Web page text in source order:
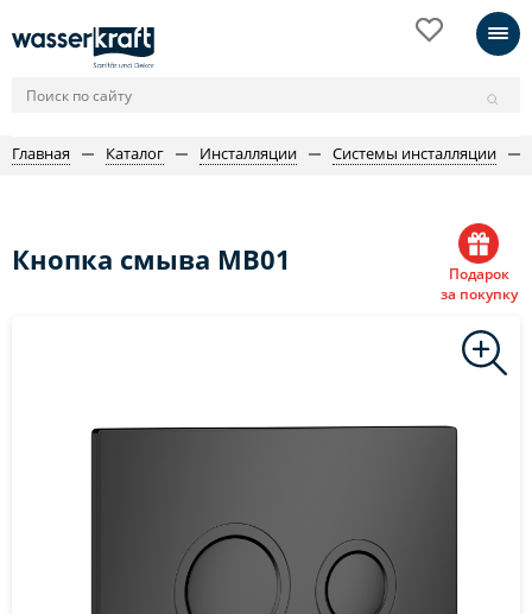
Главная Каталог Инсталляции Системы инсталляции
Кнопка смыва MB01
Подарок
за покупку